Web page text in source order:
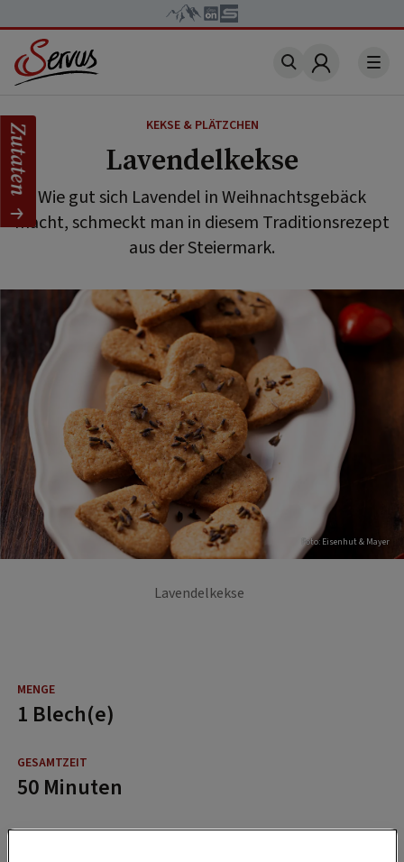
Account
KEKSE & PLÄTZCHEN
Lavendelkekse
Wie gut sich Lavendel in Weihnachtsgebäck
macht, schmeckt man in diesem Traditionsrezept
aus der Steiermark.
Foto: Eisenhut & Mayer
Lavendelkekse
1 Blech(e)
50 Minuten
Zutaten